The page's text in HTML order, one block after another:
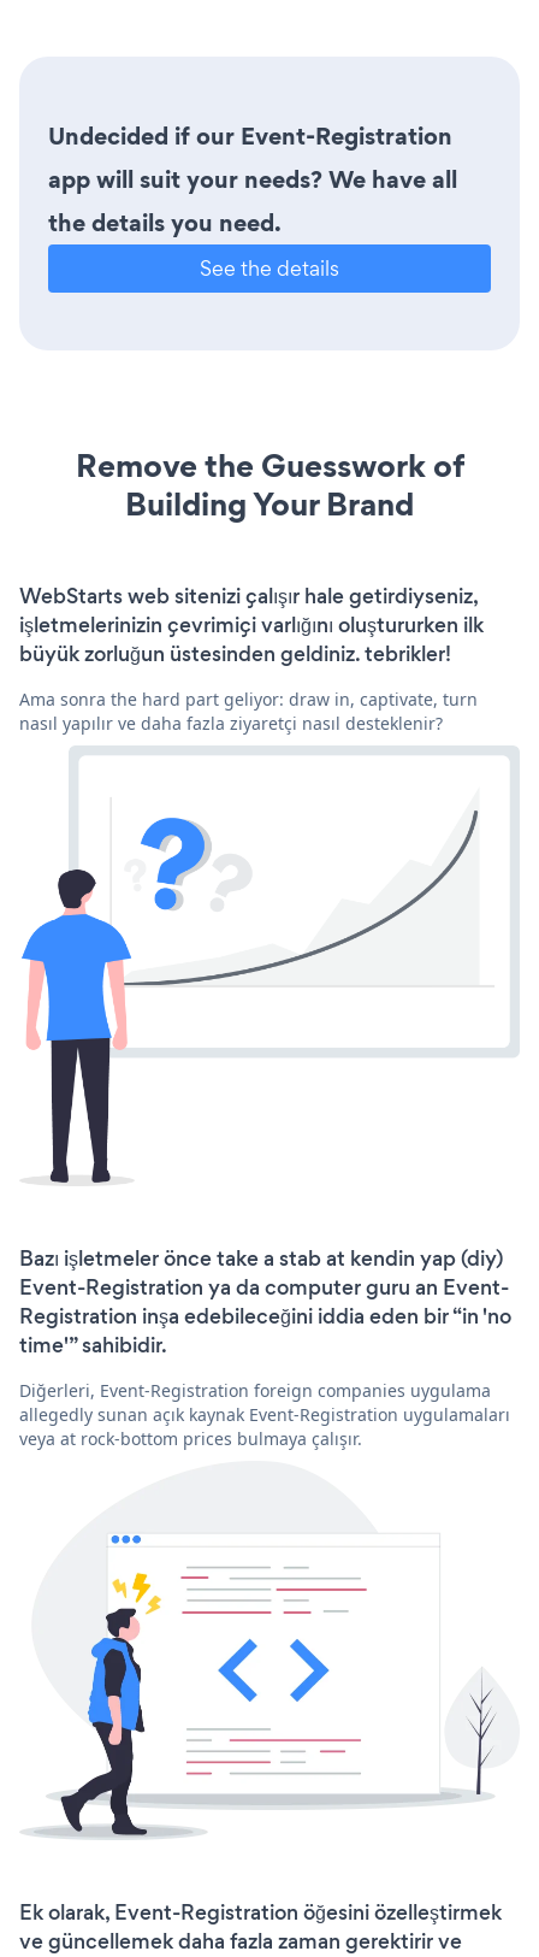
Undecided if our Event-Registration
app will suit your needs? We have all
the details you need.
See the details
Remove the Guesswork of
Building Your Brand
WebStarts web sitenizi çalışır hale getirdiyseniz,
işletmelerinizin çevrimiçi varlığını oluştururken ilk
büyük zorluğun üstesinden geldiniz. tebrikler!
Ama sonra the hard part geliyor: draw in, captivate, turn
nasıl yapılır ve daha fazla ziyaretçi nasıl desteklenir?
Bazı işletmeler önce take a stab at kendin yap (diy)
Event-Registration ya da computer guru an Event-
Registration inşa edebileceğini iddia eden bir “in 'no
time'” sahibidir.
Diğerleri, Event-Registration foreign companies uygulama
allegedly sunan açık kaynak Event-Registration uygulamaları
veya at rock-bottom prices bulmaya çalışır.
Ek olarak, Event-Registration öğesini özelleştirmek
ve güncellemek daha fazla zaman gerektirir ve